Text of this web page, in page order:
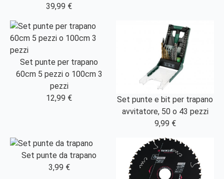
39,99 €
Set punte per trapano
60cm 5 pezzi o 100cm 3
pezzi
12,99 €
Set punte e bit per trapano
avvitatore, 50 o 43 pezzi
9,99 €
Set punte da trapano
3,99 €